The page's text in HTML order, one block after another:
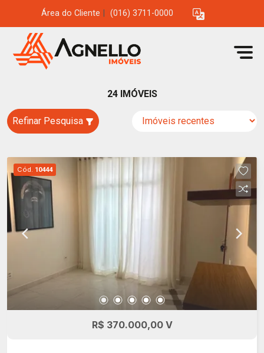
Área do Cliente (016) 3711-0000
24 IMÓVEIS
Refinar Pesquisa
Cód. 10444
R$ 370.000,00 V